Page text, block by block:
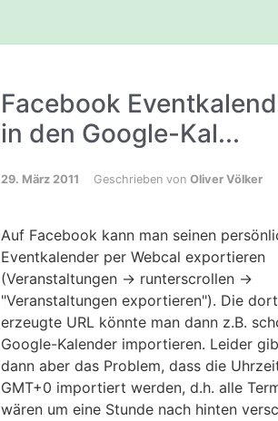
Facebook
in den Google-Kal...
29. März 2011 Geschrieben von Oliver Völker
Auf Facebook kann man seinen
Eventkalender per Webcal exportieren
(Veranstaltungen -> runterscrollen ->
"Veranstaltungen exportieren"). Die dort
erzeugte URL könnte man dann z.B.
Google-Kalender importieren. Leider
dann aber das Problem, dass die
GMT+0 importiert werden, d.h. alle
wären um eine Stunde nach hinten